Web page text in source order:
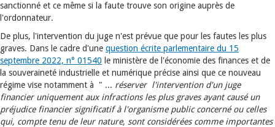
sanctionné et ce même si la faute trouve son origine auprès de
l'ordonnateur.
De plus, l'intervention du juge n'est prévue que pour les fautes les plus
graves. Dans le cadre d'une question écrite parlementaire du 15
septembre 2022, n° 01540 le ministère de l'économie des finances et de
la souveraineté industrielle et numérique précise ainsi que ce nouveau
régime vise notamment à " ... réserver l'intervention d'un juge
financier uniquement aux infractions les plus graves ayant causé un
préjudice financier significatif à l'organisme public concerné ou celles
qui, compte tenu de leur nature, sont considérées comme importantes